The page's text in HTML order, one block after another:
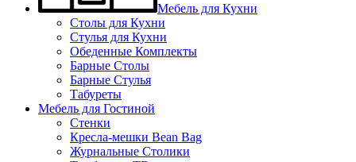
Мебель для Кухни
Столы для Кухни
Стулья для Кухни
Обеденные Комплекты
Барные Столы
Барные Стулья
Табуреты
Мебель для Гостиной
Стенки
Кресла-мешки Bean Bag
Журнальные Столики